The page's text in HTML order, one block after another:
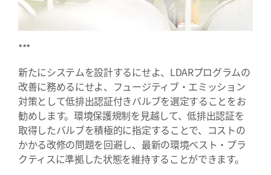
***
新たにシステムを設計するにせよ、LDARプログラムの
改善に務めるにせよ、フュージティブ・エミッション
対策として低排出認証付きバルブを選定することをお
勧めします。環境保護規制を見越して、低排出認証を
取得したバルブを積極的に指定することで、コストの
かかる改修の問題を回避し、最新の環境ベスト・プラ
クティスに準拠した状態を維持することができます。